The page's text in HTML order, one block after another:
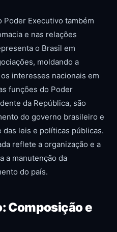
Poder Executivo também
e nas relações
o Brasil em
moldando a
interesses nacionais em
funções do Poder
da República, são
do governo brasileiro e
leis e políticas públicas.
reflete a organização e a
a manutenção da
do país.
Composição e